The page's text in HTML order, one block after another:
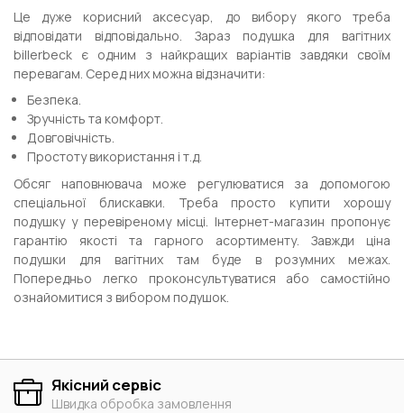
Це дуже корисний аксесуар, до вибору якого треба
відповідати відповідально. Зараз подушка для вагітних
billerbeck є одним з найкращих варіантів завдяки своїм
перевагам. Серед них можна відзначити:
Безпека.
Зручність та комфорт.
Довговічність.
Простоту використання і т.д.
Обсяг наповнювача може регулюватися за допомогою
спеціальної блискавки. Треба просто купити хорошу
подушку у перевіреному місці. Інтернет-магазин пропонує
гарантію якості та гарного асортименту. Завжди ціна
подушки для вагітних там буде в розумних межах.
Попередньо легко проконсультуватися або самостійно
ознайомитися з вибором подушок.
Якісний сервіс
Швидка обробка замовлення